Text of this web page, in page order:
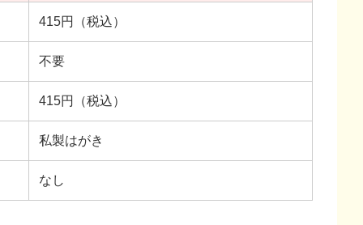
415円（税込）
不要
415円（税込）
私製はがき
なし